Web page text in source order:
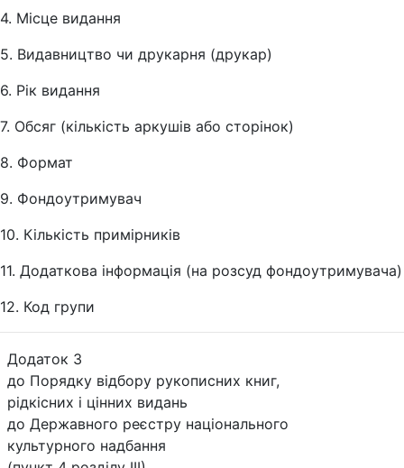
4. Місце видання
5. Видавництво чи друкарня (друкар)
6. Рік видання
7. Обсяг (кількість аркушів або сторінок)
8. Формат
9. Фондоутримувач
10. Кількість примірників
11. Додаткова інформація (на розсуд фондоутримувача)
12. Код групи
Додаток 3
до Порядку відбору рукописних книг,
рідкісних і цінних видань
до Державного реєстру національного
культурного надбання